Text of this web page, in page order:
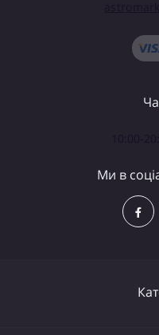
Ми в